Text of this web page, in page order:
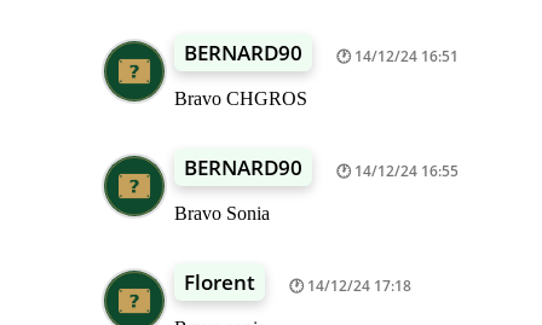
BERNARD90 14/12/24 16:51
Bravo CHGROS
BERNARD90 14/12/24 16:55
Bravo Sonia
Florent 14/12/24 17:18